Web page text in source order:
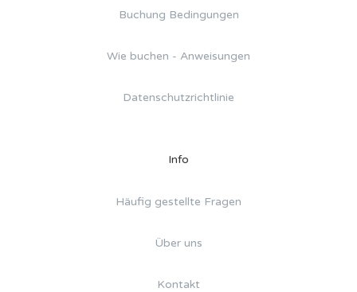
Buchung Bedingungen
Wie buchen - Anweisungen
Datenschutzrichtlinie
Info
Häufig gestellte Fragen
Über uns
Kontakt